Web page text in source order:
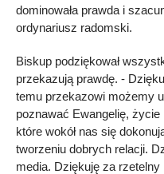
dominowała prawda i
ordynariusz radomski.
Biskup podziękował
przekazują prawdę. -
temu przekazowi możemy
poznawać Ewangelię, życie
które wokół nas się
tworzeniu dobrych relacji.
media. Dziękuję za